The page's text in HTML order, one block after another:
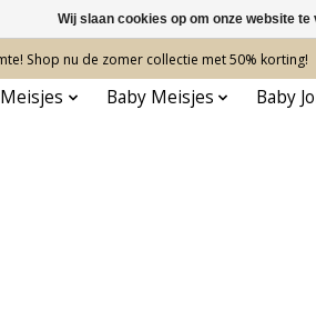
Shop nu de zomer collectie met 50% korting!
Meisjes Baby Meisjes Baby
Wij slaan cookies op om onze website